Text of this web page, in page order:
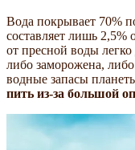
Вода покрывает 70%
составляет лишь 2,5%
от пресной воды
либо заморожена,
водные запасы
пить из-за большой